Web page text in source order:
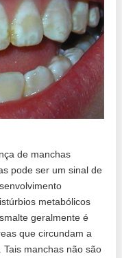
de manchas
pode ser um sinal de
metabólicos
geralmente é
que circundam a
manchas não são